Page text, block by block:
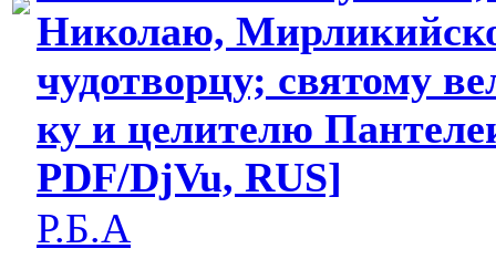
Николаю,
чудотворцу; святому
ку и целителю
PDF/DjVu, RUS]
Р.Б.А